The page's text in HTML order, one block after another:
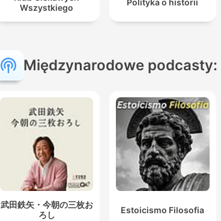
Wszystkiego
Polityka o historii
Międzynarodowe podcasty:
武田鉄矢・今朝の三枚お
ろし
Estoicismo Filosofia